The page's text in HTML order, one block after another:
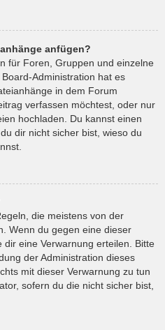
anfügen?
für Foren, Gruppen und einzelne
Administration hat es
in dem Forum
verfassen möchtest, oder nur
hochladen. Du kannst einen
dir nicht sicher bist, wieso du
die meistens von der
Wenn du gegen eine dieser
eine Verwarnung erteilen. Bitte
der Administration dieses
mit dieser Verwarnung zu tun
sofern du die nicht sicher bist,